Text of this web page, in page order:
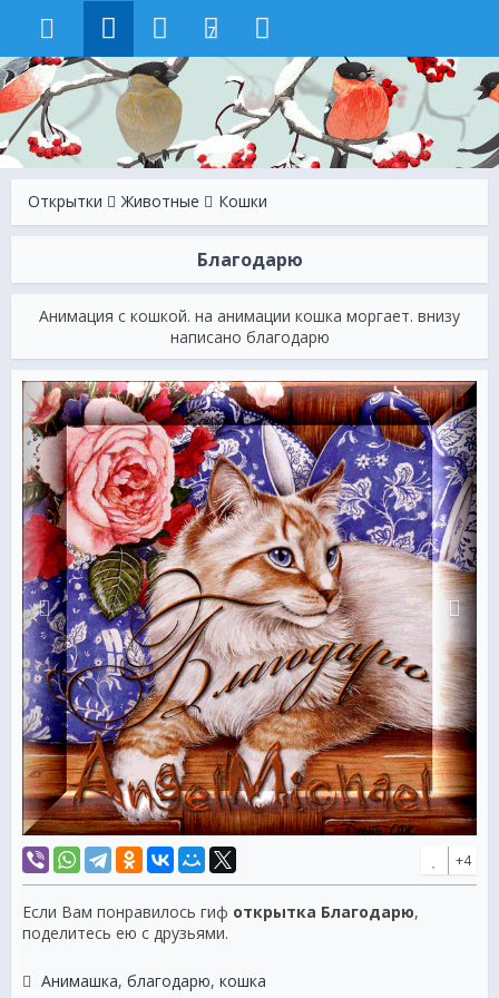
7
Открытки Животные Кошки
Благодарю
Анимация с кошкой. на анимации кошка моргает. внизу
написано благодарю
+4
Если Вам понравилось гиф открытка Благодарю,
поделитесь ею с друзьями.
Анимашка, благодарю, кошка